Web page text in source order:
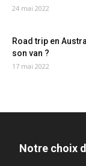
24 mai 2022
Road trip en
son van ?
17 mai 2022
Notre choix